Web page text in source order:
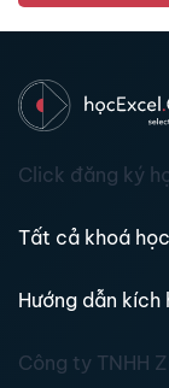
Click đăng ký
Tất cả khoá học
Hướng dẫn kích
Công ty TNHH